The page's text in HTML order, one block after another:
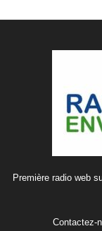
Première radio web
Contactez-